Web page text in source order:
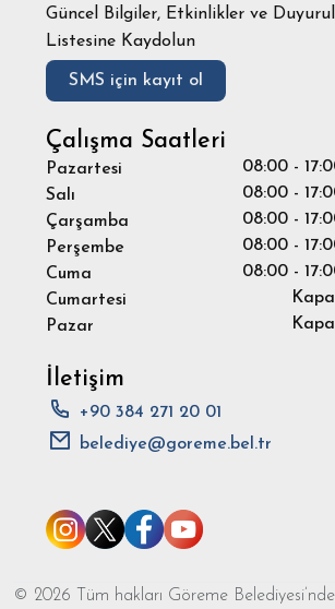
Güncel Bilgiler, Etkinlikler ve
Listesine Kaydolun
SMS için kayıt ol
Çalışma Saatleri
Pazartesi
08:00 -
Salı
08:00 -
Çarşamba
08:00 -
Perşembe
08:00 -
Cuma
08:00 -
Cumartesi
Pazar
İletişim
+90 384 271 20 01
belediye@goreme.bel.tr
© 2026 Tüm hakları Göreme Belediyesi’nde